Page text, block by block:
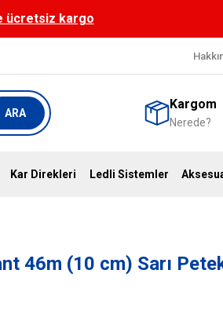
ücretsiz kargo
ARA
Kargom
Nerede?
Kar Direkleri Ledli Sistemler
46m (10 cm) Sarı